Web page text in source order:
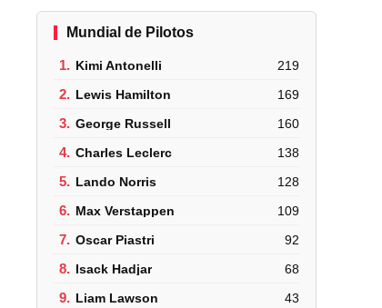
Mundial de Pilotos
1. Kimi Antonelli 219
2. Lewis Hamilton 169
3. George Russell 160
4. Charles Leclerc 138
5. Lando Norris 128
6. Max Verstappen 109
7. Oscar Piastri 92
8. Isack Hadjar 68
9. Liam Lawson 43